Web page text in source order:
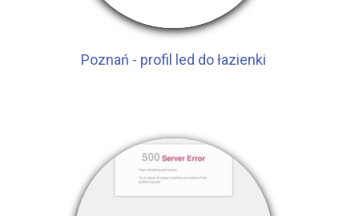
Poznań - profil led do łazienki